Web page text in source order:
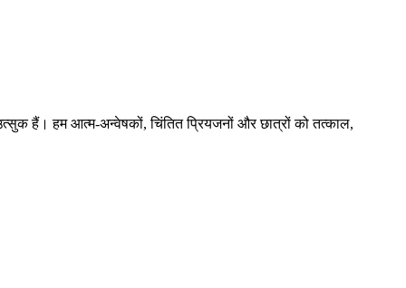
हैं। हम आत्म-अन्वेषकों, चिंतित प्रियजनों और छात्रों को तत्काल,